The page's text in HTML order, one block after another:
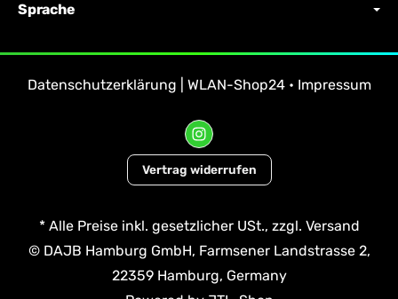
Sprache
Datenschutzerklärung | WLAN-Shop24 • Impressum
Vertrag widerrufen
*Alle Preise inkl. gesetzlicher USt., zzgl. Versand
© DAJB Hamburg GmbH, Farmsener Landstrasse 2,
22359 Hamburg, Germany